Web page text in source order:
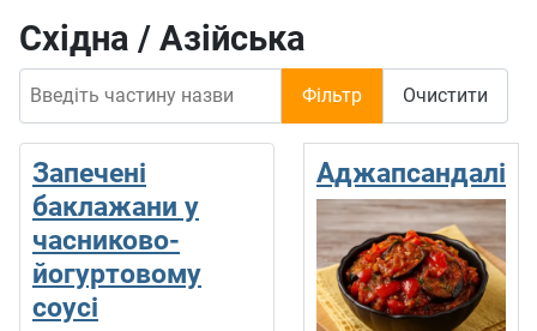
Східна / Азійська
Фільтр Очистити
Запечені
баклажани у
часниково-
йогуртовому
соусі
Аджапсандалі